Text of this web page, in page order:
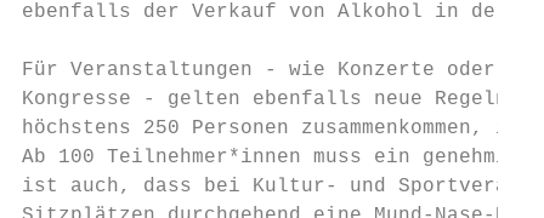
ebenfalls der Verkauf von Alkohol in der
Für Veranstaltungen - wie Konzerte oder
Kongresse - gelten ebenfalls neue Regeln:
höchstens 250 Personen zusammenkommen,
Ab 100 Teilnehmer*innen muss ein
ist auch, dass bei Kultur- und